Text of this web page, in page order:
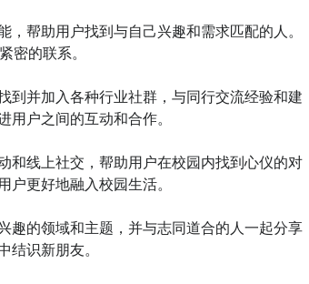
帮助用户找到与自己兴趣和需求匹配的人。
密的联系。
到并加入各种行业社群，与同行交流经验和建
用户之间的互动和合作。
和线上社交，帮助用户在校园内找到心仪的对
户更好地融入校园生活。
趣的领域和主题，并与志同道合的人一起分享
结识新朋友。